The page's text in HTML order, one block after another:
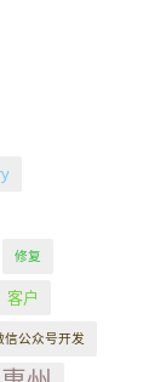
修复
客户
信公众号开发